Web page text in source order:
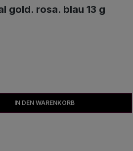
gold. rosa. blau 13 g
gewünschten Wert
IN DEN WARENKORB